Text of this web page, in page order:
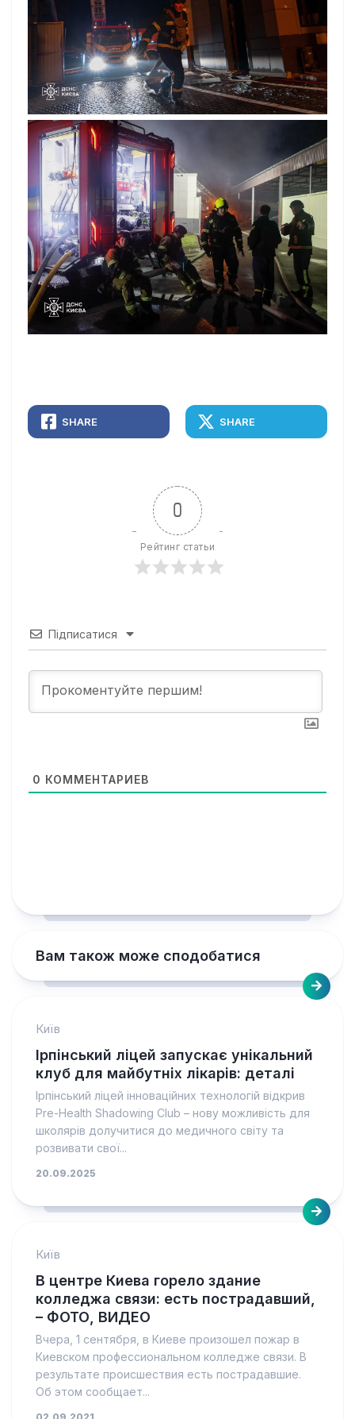
SHARE SHARE
0
Рейтинг статьи
Підписатися
0 КОММЕНТАРИЕВ
Вам також може сподобатися
Київ
Ірпінський ліцей запускає унікальний
клуб для майбутніх лікарів: деталі
Ірпінський ліцей інноваційних технологій відкрив
Pre-Health Shadowing Club – нову можливість для
школярів долучитися до медичного світу та
розвивати свої...
20.09.2025
Київ
В центре Киева горело здание
колледжа связи: есть пострадавший,
– ФОТО, ВИДЕО
Вчера, 1 сентября, в Киеве произошел пожар в
Киевском профессиональном колледже связи. В
результате происшествия есть пострадавшие.
Об этом сообщает...